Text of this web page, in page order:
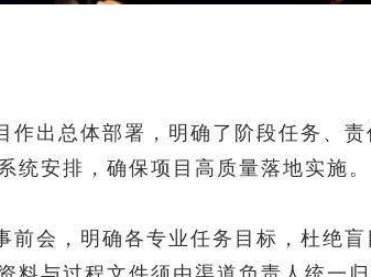
作出总体部署，明确了阶段任务、
安排，确保项目高质量落地实施。
会，明确各专业任务目标，杜绝
料与过程文件须由渠道负责人统